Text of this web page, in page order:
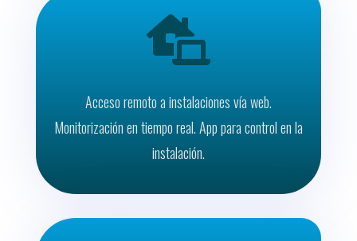

Acceso remoto a instalaciones vía web.
Monitorización en tiempo real. App para control en la
instalación.